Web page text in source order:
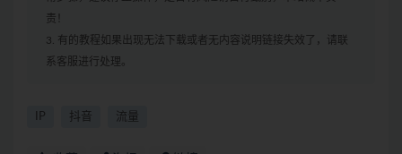
责！
3. 有的教程如果出现无法下载或者无内容说明链接失效了，请联
系客服进行处理。
IP 抖音 流量